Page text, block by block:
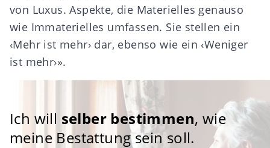
von Luxus. Aspekte, die Materielles genauso
wie Immaterielles umfassen. Sie stellen ein
‹Mehr ist mehr› dar, ebenso wie ein ‹Weniger
ist mehr›».
Ich will selber bestimmen, wie
meine Bestattung sein soll.